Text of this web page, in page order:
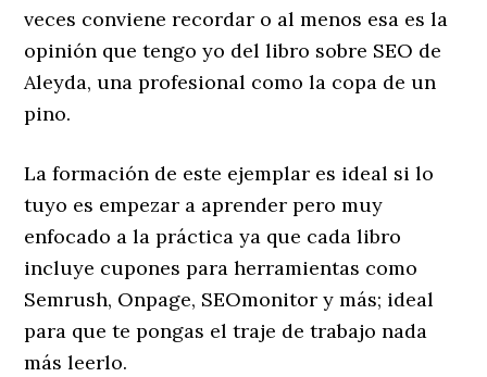
veces conviene recordar o al menos esa es la
opinión que tengo yo del libro sobre SEO de
Aleyda, una profesional como la copa de un
pino.
La formación de este ejemplar es ideal si lo
tuyo es empezar a aprender pero muy
enfocado a la práctica ya que cada libro
incluye cupones para herramientas como
Semrush, Onpage, SEOmonitor y más; ideal
para que te pongas el traje de trabajo nada
más leerlo.